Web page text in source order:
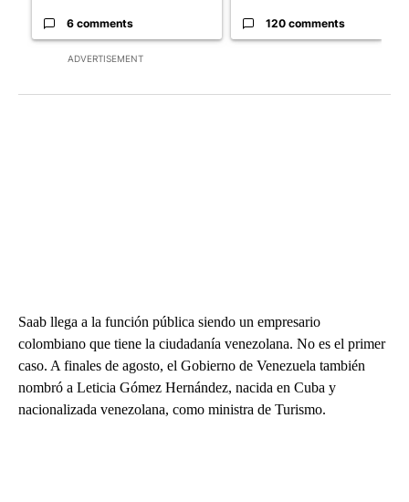
ADVERTISEMENT
6 comments 120 comments
Saab llega a la función pública siendo un empresario
colombiano que tiene la ciudadanía venezolana. No es el primer
caso. A finales de agosto, el Gobierno de Venezuela también
nombró a Leticia Gómez Hernández, nacida en Cuba y
nacionalizada venezolana, como ministra de Turismo.